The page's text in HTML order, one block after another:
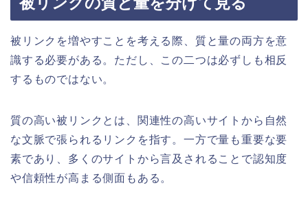
被リンクを増やすことを考える際、質と量の両方を意
識する必要がある。ただし、この二つは必ずしも相反
するものではない。
質の高い被リンクとは、関連性の高いサイトから自然
な文脈で張られるリンクを指す。一方で量も重要な要
素であり、多くのサイトから言及されることで認知度
や信頼性が高まる側面もある。